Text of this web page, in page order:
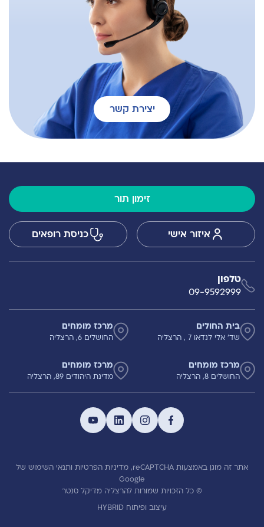
יצירת קשר
זימון תור
איזור אישי כניסת רופאים
טלפון
09-9592999
בית החולים
שד' אלי לנדאו 7 , הרצליה
מרכז מומחים
החושלים 6, הרצליה
מרכז מומחים
החושלים 8, הרצליה
מרכז מומחים
מדינת היהודים 89, הרצליה
אתר זה מוגן באמצעות reCAPTCHA, מדיניות הפרטיות ותנאי השימוש של
Google
© כל הזכויות שמורות להרצליה מדיקל סנטר
עיצוב ופיתוח HYBRID